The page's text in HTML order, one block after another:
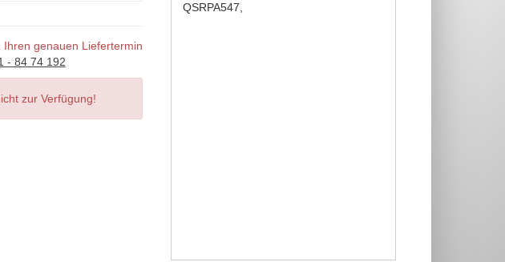
genauen Liefertermin
- 84 74 192
zur Verfügung!
QSRPA547,